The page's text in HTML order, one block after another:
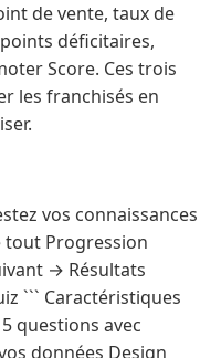
de vente, taux de
déficitaires,
Score. Ces trois
les franchisés en
vos connaissances
Progression
→ Résultats
``` Caractéristiques
questions avec
données Design